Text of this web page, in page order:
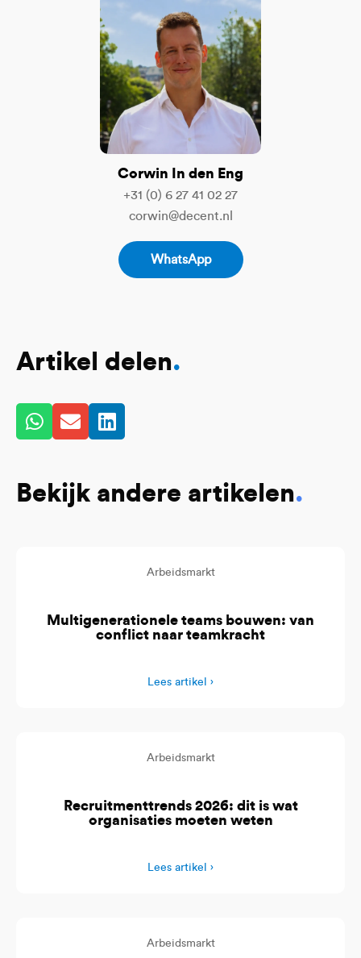
Corwin In den Eng
+31 (0) 6 27 41 02 27
corwin@decent.nl
WhatsApp
Artikel delen.
Bekijk andere artikelen.
Arbeidsmarkt
Multigenerationele teams bouwen: van
conflict naar teamkracht
Lees artikel ›
Arbeidsmarkt
Recruitmenttrends 2026: dit is wat
organisaties moeten weten
Lees artikel ›
Arbeidsmarkt